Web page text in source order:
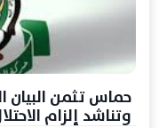
وتناشد إلزام